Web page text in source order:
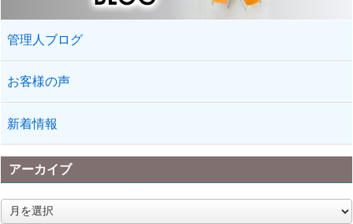
管理人ブログ
お客様の声
新着情報
アーカイブ
ア